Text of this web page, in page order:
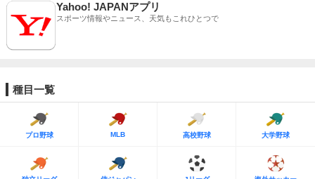
Yahoo! JAPANアプリ
スポーツ情報やニュース、天気もこれひとつで
種目一覧
プロ野球 MLB 高校野球 大学野球